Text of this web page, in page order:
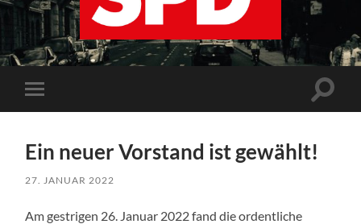
SPD
Dresden
Striesen
Mobile-
Menü
Ein neuer Vorstand ist gewählt!
27. JANUAR 2022
Am gestrigen 26. Januar 2022 fand die ordentliche